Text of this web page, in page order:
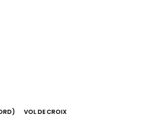
VOL DE CROIX